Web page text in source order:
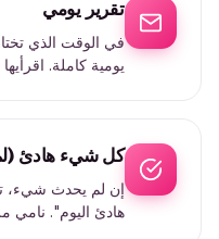
تقرير يومي
يومية كاملة.
كل شيء هادئ
إن لم يحدث
هادئ اليوم". نامي